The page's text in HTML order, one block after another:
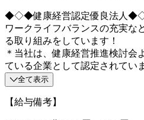
◆◇◆健康経営認定優良法人
ワークライフバランスの充実な
る取り組みをしています！
＊当社は、健康経営推進検討会
ている企業として認定されてい
全て表示
【給与備考】